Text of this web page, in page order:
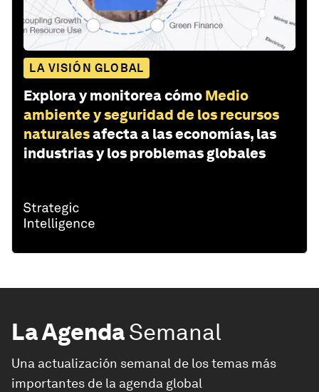
LA VISIÓN GLOBAL
Explora y monitorea cómo Medio
ambiente y seguridad de los recursos
naturalesafecta a las economías, las
industrias y los problemas globales
La AgendaSemanal
Una actualización semanal de los temas más
importantes de la agenda global